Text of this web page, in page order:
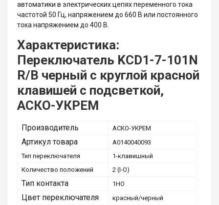
автоматики в электрических цепях переменного тока
частотой 50 Гц, напряжением до 660 В или постоянного
тока напряжением до 400 В.
Характеристика:
Переключатель KCD1-7-101N
R/B черный с круглой красной
клавишей с подсветкой,
АСКО-УКРЕМ
Производитель АСКО-УКРЕМ
Артикул товара
A0140040093
Тип переключателя
1-клавишный
Количество положений
2 (I-O)
Тип контакта 1НО
Цвет переключателя
красный/черный